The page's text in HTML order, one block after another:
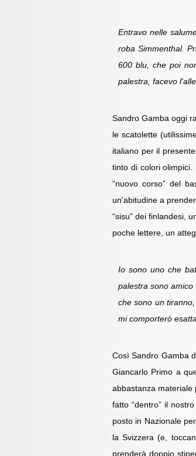
Entravo nelle
roba Simmenthal.
600 blu, che poi
palestra, facevo
Sandro Gamba oggi
le scatolette
italiano per il
tinto di colori
“nuovo corso” del
un'abitudine a
“sisu” dei finlandesi,
poche lettere, un
Io sono uno che
palestra sono
che sono un
mi comporterò
Così Sandro Gamba
Giancarlo Primo a
abbastanza
fatto “dentro” il
posto in Nazionale
la Svizzera (e,
prenderà doppio